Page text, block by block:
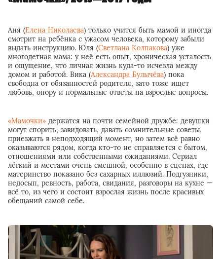
Аня (Елена Николаева) только учится быть мамой и иногда
смотрит на ребёнка с ужасом человека, которому забыли
выдать инструкцию. Юля (Светлана Колпакова) уже
многодетная мама: у неё есть опыт, хроническая усталость
и ощущение, что личная жизнь куда-то исчезла между
домом и работой. Вика (Александра Булычёва) пока
свободна от обязанностей родителя, зато тоже ищет
любовь, опору и нормальные ответы на взрослые вопросы.
«Мамочки» держатся на почти семейной дружбе: девушки
могут спорить, завидовать, давать сомнительные советы,
приезжать в неподходящий момент, но затем всё равно
оказываются рядом, когда кто-то не справляется с бытом,
отношениями или собственными ожиданиями. Сериал
лёгкий и местами очень смешной, особенно в сценах, где
материнство показано без сахарных иллюзий. Подгузники,
недосып, ревность, работа, свидания, разговоры на кухне —
всё то, из чего и состоит взрослая жизнь после красивых
обещаний самой себе.